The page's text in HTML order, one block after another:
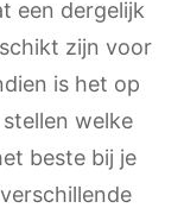
een dergelijk
zijn voor
is het op
welke
beste bij je